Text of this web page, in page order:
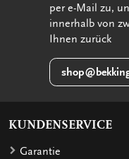
per e-Mail zu,
innerhalb von
Ihnen zurück
KUNDENSERVICE
Garantie